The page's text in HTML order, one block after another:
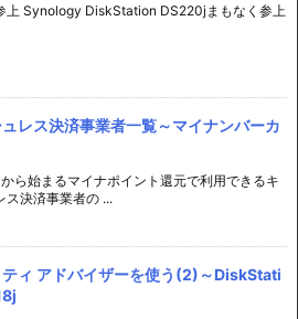
上 Synology DiskStation DS220jまもなく参上
レス決済事業者一覧～マイナンバーカ
ら始まるマイナポイント還元で利用できるキ
ス決済事業者の ...
ィ アドバイザーを使う(2)～DiskStati